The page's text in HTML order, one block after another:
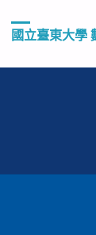
國立臺東大學